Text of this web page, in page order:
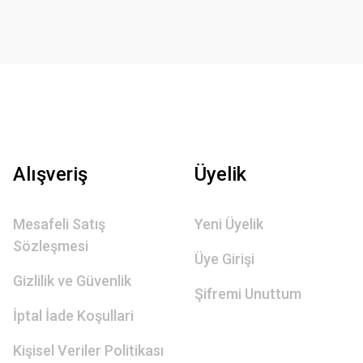
Alışveriş
Mesafeli Satış
Sözleşmesi
Gizlilik ve Güvenlik
İptal İade Koşullari
Kişisel Veriler Politikası
Üyelik
Yeni Üyelik
Üye Girişi
Şifremi Unuttum